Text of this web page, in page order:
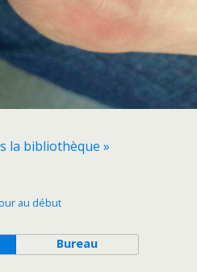
la bibliothèque »
au début
Bureau